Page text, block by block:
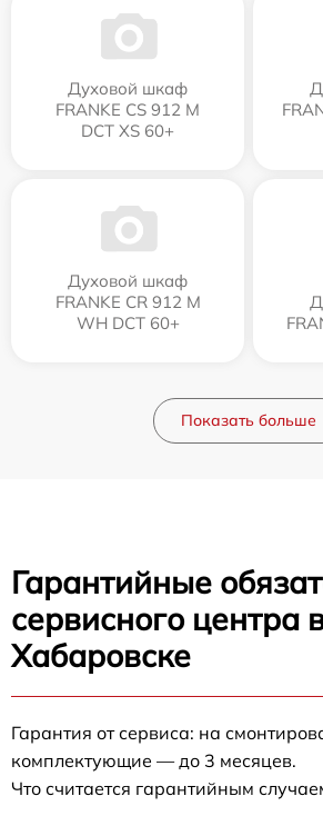
Духовой шкаф
FRANKE CS 912 M
DCT XS 60+
Духовой шкаф
FRANKE CR 912 M
WH DCT 60+
Показать больше
Гарантийные
сервисного центра
Хабаровске
Гарантия от сервиса: на
комплектующие — до 3 месяцев.
Что считается гарантийным